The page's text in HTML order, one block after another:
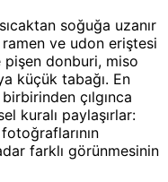
soğuğa uzanır
ve udon eriştesi
pişen donburi, miso
küçük tabağı. En
çılgınca
kuralı paylaşırlar:
farklı görünmesinin